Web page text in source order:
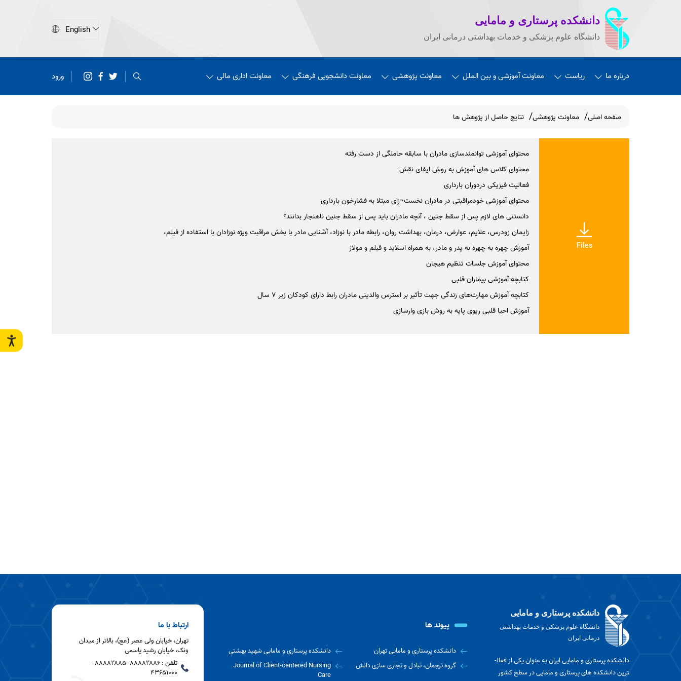
دانشکده پرستاری و مامایی
دانشگاه علوم پزشکی و خدمات بهداشتی درمانی ایران
درباره ما ریاست معاونت آموزشی و بین الملل معاونت پژوهشی معاونت دانشجویی فرهنگی معاونت اداری مالی ورود
صفحه اصلی معاونت پژوهشی نتایج حاصل از پژوهش ها
Files
محتوای آموزشی توانمندسازی مادران با سابقه حاملگی از دست رفته
محتوای کلاس های آموزش به روش ایفای نقش
فعالیت فیزیکی دردوران بارداری
محتوای آموزشی خودمراقبتی در مادران نخست¬زای مبتلا به فشارخون بارداری
دانستنی های لازم پس از سقط جنین ، آنچه مادران باید پس از سقط جنین ناهنجار بدانند؟
زایمان زودرس، علایم، عوارض، درمان، بهداشت روان، رابطه مادر با نوزاد، آشنایی مادر با بخش مراقبت ویژه نوزادان با استفاده از فیلم،
آموزش چهره به چهره به پدر و مادر، به همراه اسلاید و فیلم و مولاژ
محتوای آموزش جلسات تنظیم هیجان
کتابچه آموزشی بیماران قلبی
کتابچه آموزش مهارت‌های زندگی جهت تأثیر بر استرس والدینی مادران رابط دارای کودکان زیر 7 سال
آموزش احیا قلبی ریوی پایه به روش بازی وارسازی
دانشکده پرستاری و مامایی
دانشگاه علوم پزشکی و خدمات بهداشتی
درمانی ایران
دانشکده پرستاری و مامایی ایران به عنوان یکی از فعال­
ترین دانشکده ­های پرستاری و مامایی در سطح کشور
پیوند ها
دانشکده پرستاری و مامایی تهران
دانشکده پرستاری و مامایی شهید بهشتی
گروه ترجمان، تبادل و تجاری سازی دانش
Journal of Client-centered Nursing
Care
ارتباط با ما
تهران، خیابان ولی عصر (عج)، بالاتر از میدان
ونک، خیابان رشید یاسمی
تلفن : ۸۸۸۸۲۸۸۶- ۸۸۸۸۲۸۸۵-
43651000